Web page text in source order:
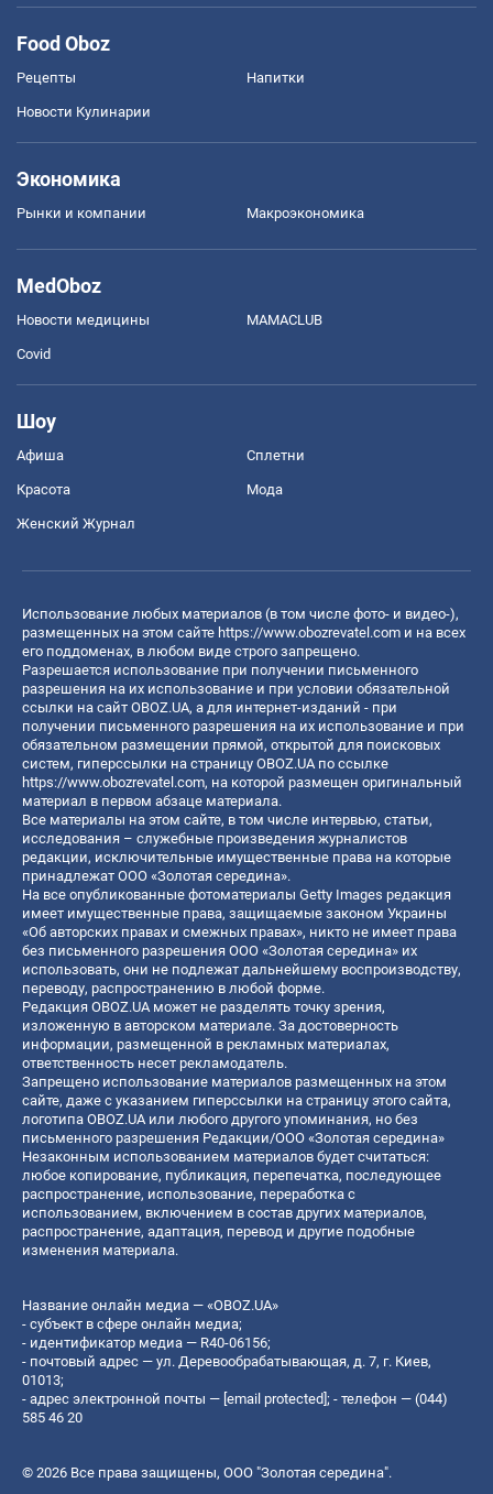
Food Oboz
Рецепты Напитки
Новости Кулинарии
Экономика
Рынки и компании Mакроэкономика
MedOboz
Новости медицины MAMACLUB
Covid
Шоу
Афиша Сплетни
Красота Мода
Женский Журнал
Использование любых материалов (в том числе фото- и видео-),
размещенных на этом сайте https://www.obozrevatel.com и на всех
его поддоменах, в любом виде строго запрещено.
Разрешается использование при получении письменного
разрешения на их использование и при условии обязательной
ссылки на сайт OBOZ.UA, а для интернет-изданий - при
получении письменного разрешения на их использование и при
обязательном размещении прямой, открытой для поисковых
систем, гиперссылки на страницу OBOZ.UA по ссылке
https://www.obozrevatel.com, на которой размещен оригинальный
материал в первом абзаце материала.
Все материалы на этом сайте, в том числе интервью, статьи,
исследования – служебные произведения журналистов
редакции, исключительные имущественные права на которые
принадлежат ООО «Золотая середина».
На все опубликованные фотоматериалы Getty Images редакция
имеет имущественные права, защищаемые законом Украины
«Об авторских правах и смежных правах», никто не имеет права
без письменного разрешения ООО «Золотая середина» их
использовать, они не подлежат дальнейшему воспроизводству,
переводу, распространению в любой форме.
Редакция OBOZ.UA может не разделять точку зрения,
изложенную в авторском материале. За достоверность
информации, размещенной в рекламных материалах,
ответственность несет рекламодатель.
Запрещено использование материалов размещенных на этом
сайте, даже с указанием гиперссылки на страницу этого сайта,
логотипа OBOZ.UA или любого другого упоминания, но без
письменного разрешения Редакции/ООО «Золотая середина»
Незаконным использованием материалов будет считаться:
любое копирование, публикация, перепечатка, последующее
распространение, использование, переработка с
использованием, включением в состав других материалов,
распространение, адаптация, перевод и другие подобные
изменения материала.
Название онлайн медиа — «OBOZ.UA»
- субъект в сфере онлайн медиа;
- идентификатор медиа — R40-06156;
- почтовый адрес — ул. Деревообрабатывающая, д. 7, г. Киев,
01013;
- адрес электронной почты — [email protected]; - телефон — (044)
585 46 20
© 2026 Все права защищены, ООО "Золотая середина".